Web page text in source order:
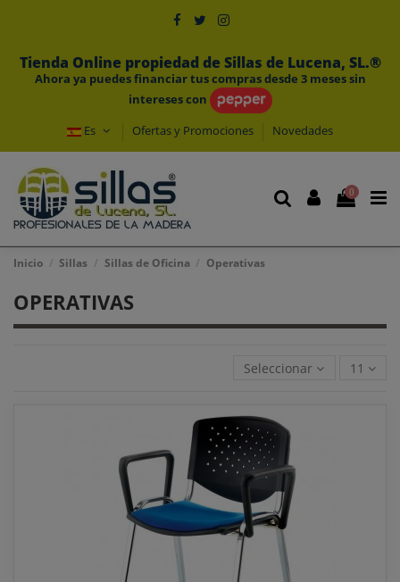
Tienda Online propiedad de Sillas de Lucena, SL.®
Ahora ya puedes financiar tus compras desde 3 meses sin
intereses con
Es
Ofertas y Promociones Novedades
0
Inicio Sillas Sillas de Oficina Operativas
OPERATIVAS
Seleccionar 11